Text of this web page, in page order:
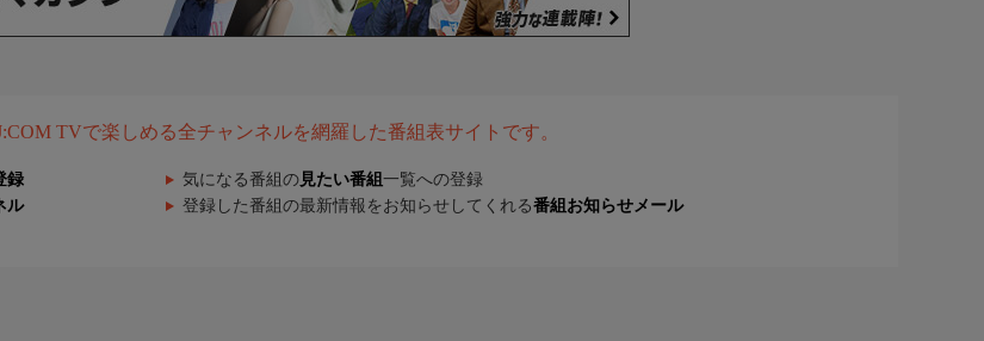
TVで楽しめる全チャンネルを網羅した番組表サイトです。
録 気になる番組の 見たい番組 一覧への登録
ル 登録した番組の最新情報をお知らせしてくれる番組お知らせメール